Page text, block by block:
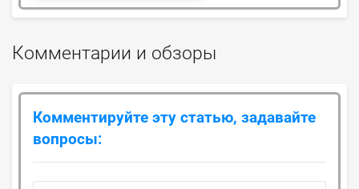
Комментарии и обзоры
Комментируйте эту статью, задавайте
вопросы: